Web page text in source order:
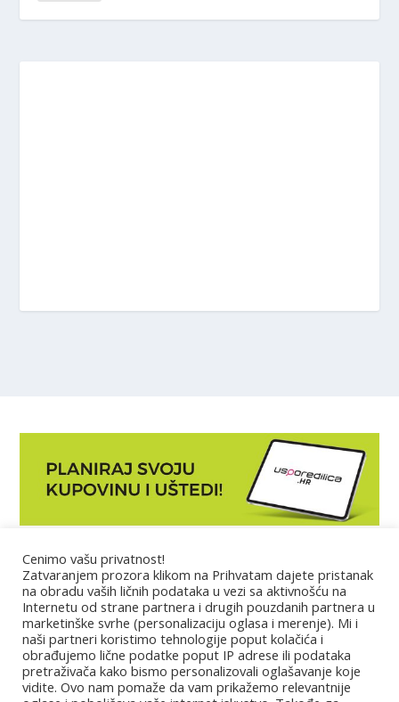
Marketing
Impressum
Uslovi korišćenja
Cenimo vašu privatnost!
Zatvaranjem prozora klikom na Prihvatam dajete pristanak
na obradu vaših ličnih podataka u vezi sa aktivnošću na
Internetu od strane partnera i drugih pouzdanih partnera u
marketinške svrhe (personalizaciju oglasa i merenje). Mi i
naši partneri koristimo tehnologije poput kolačića i
obrađujemo lične podatke poput IP adrese ili podataka
pretraživača kako bismo personalizovali oglašavanje koje
vidite. Ovo nam pomaže da vam prikažemo relevantnije